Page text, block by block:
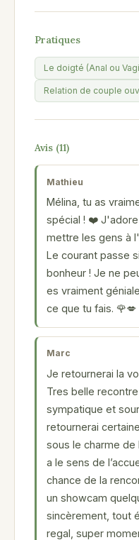
Pratiques
Le doigté (Anal ou
Relation de couple
Avis (11)
Mathieu
Mélina, tu as
spécial ! ❤️
mettre les gens à
Le courant passe
bonheur ! Je ne
es vraiment
ce que tu fais. 🌹💋
Marc
Je retournerai la
Tres belle
sympatique et
retournerai
sous le charme de
a le sens de
chance de la
un showcam
sincèrement, tout
regal, super